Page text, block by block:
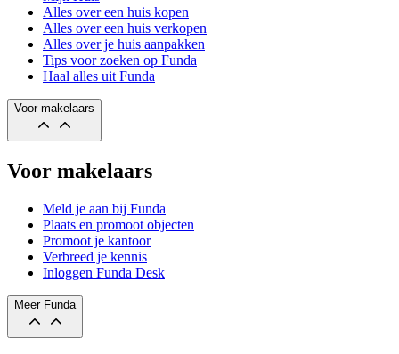
Alles over een huis kopen
Alles over een huis verkopen
Alles over je huis aanpakken
Tips voor zoeken op Funda
Haal alles uit Funda
Voor makelaars
Voor makelaars
Meld je aan bij Funda
Plaats en promoot objecten
Promoot je kantoor
Verbreed je kennis
Inloggen Funda Desk
Meer Funda